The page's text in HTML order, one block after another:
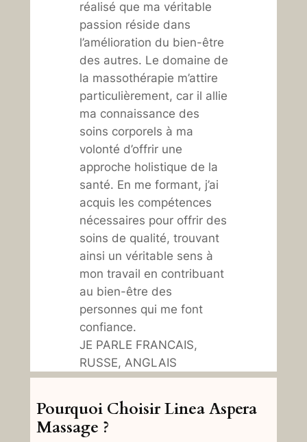
réalisé que ma véritable
passion réside dans
l’amélioration du bien-être
des autres. Le domaine de
la massothérapie m’attire
particulièrement, car il allie
ma connaissance des
soins corporels à ma
volonté d’offrir une
approche holistique de la
santé. En me formant, j’ai
acquis les compétences
nécessaires pour offrir des
soins de qualité, trouvant
ainsi un véritable sens à
mon travail en contribuant
au bien-être des
personnes qui me font
confiance.
JE PARLE FRANCAIS,
RUSSE, ANGLAIS
Pourquoi Choisir Linea Aspera
Massage ?